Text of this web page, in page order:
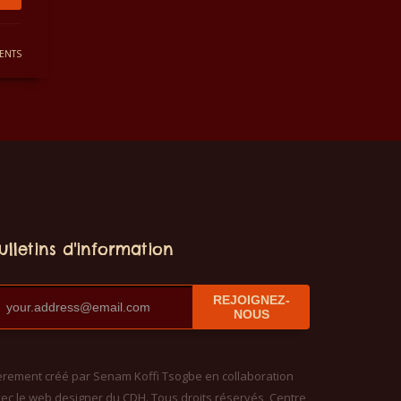
d'information
REJOIGNEZ-
NOUS
créé par Senam Koffi Tsogbe en collaboration
le web designer du CDH. Tous droits réservés, Centre